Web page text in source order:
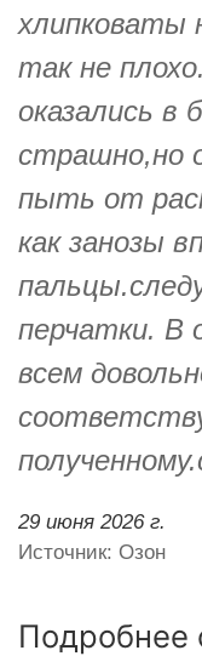
хлипковаты
так не
оказались в
страшно,но
пыть от
как занозы
перчатки. В
всем
29 июня 2026 г.
Источник: Озон
Подробнее